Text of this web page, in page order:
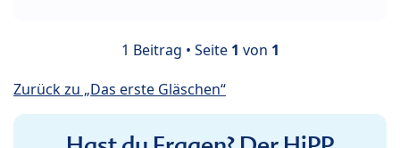
1 Beitrag • Seite 1 von 1
Zurück zu „Das erste Gläschen“